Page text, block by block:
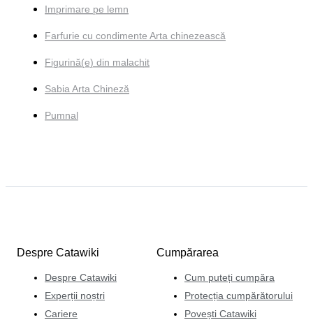
Imprimare pe lemn
Farfurie cu condimente Arta chinezească
Figurină(e) din malachit
Sabia Arta Chineză
Pumnal
Despre Catawiki
Despre Catawiki
Experții noștri
Cariere
Cumpărarea
Cum puteți cumpăra
Protecția cumpărătorului
Povești Catawiki